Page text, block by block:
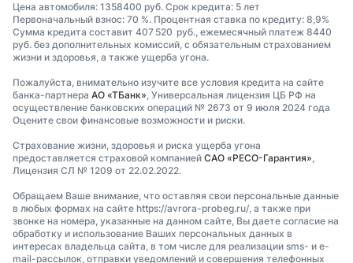
Цена автомобиля: 1358400 руб. Срок кредита: 5 лет
Первоначальный взнос: 70 %. Процентная ставка по кредиту: 8,9%
Сумма кредита составит 407 520 руб., ежемесячный платеж 8440
руб. без дополнительных комиссий, с обязательным страхованием
жизни и здоровья, а также ущерба угона.
Пожалуйста, внимательно изучите все условия кредита на сайте
банка-партнера АО «ТБанк», Универсальная лицензия ЦБ РФ на
осуществление банковских операций № 2673 от 9 июля 2024 года
Оцените свои финансовые возможности и риски.
Страхование жизни, здоровья и риска ущерба угона
предоставляется страховой компанией САО «РЕСО-Гарантия»,
Лицензия СЛ № 1209 от 22.02.2022.
Обращаем Ваше внимание, что оставляя свои персональные данные
в любых формах на сайте https://avrora-probeg.ru/, а также при
звонке на номера, указанные на данном сайте, Вы даете согласие на
обработку и использование Ваших персональных данных в
интересах владельца сайта, в том числе для реализации sms- и e-
mail-рассылок, отправки уведомлений и совершения телефонных